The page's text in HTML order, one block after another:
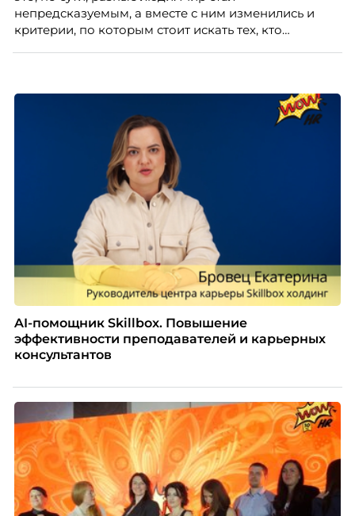
непредсказуемым, а вместе с ним изменились и
критерии, по которым стоит искать тех, кто
системы оценки часто упускают самых талантливых
людей и как выявить лидерский потенциал ещё до
того, как он проявится в цифрах KPI, рассказывает
Тимур Соколов, ключевой эксперт по
стратегическому развитию и формированию
культуры лидерства в организациях.
AI-помощник Skillbox. Повышение
эффективности преподавателей и карьерных
консультантов